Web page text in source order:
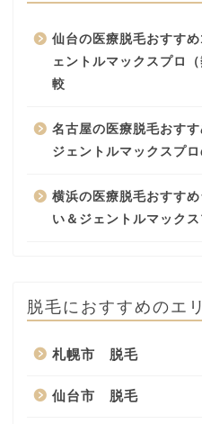
仙台の医療脱毛おすす
ェントルマックスプロ
較
名古屋の医療脱毛おす
ジェントルマックスプ
横浜の医療脱毛おすす
い＆ジェントルマック
脱毛におすすめのエ
札幌市 脱毛
仙台市 脱毛